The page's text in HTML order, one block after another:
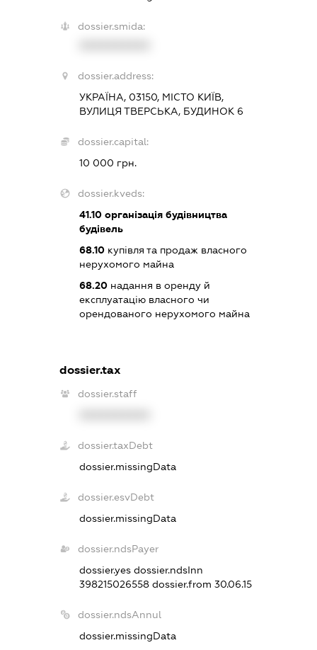
dossier.smida:
dossier.address:
УКРАЇНА, 03150, МІСТО КИЇВ,
ВУЛИЦЯ ТВЕРСЬКА, БУДИНОК 6
dossier.capital:
10 000 грн.
dossier.kveds:
41.10організація будівництва
будівель
68.10купівля та продаж власного
нерухомого майна
68.20надання в оренду й
експлуатацію власного чи
орендованого нерухомого майна
dossier.tax
dossier.staff
dossier.taxDebt
dossier.missingData
dossier.esvDebt
dossier.missingData
dossier.ndsPayer
dossier.yes dossier.ndsInn
398215026558 dossier.from 30.06.15
dossier.ndsAnnul
dossier.missingData